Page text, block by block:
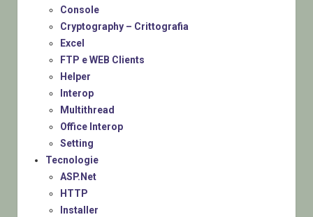
Console
Cryptography – Crittografia
Excel
FTP e WEB Clients
Helper
Interop
Multithread
Office Interop
Setting
Tecnologie
ASP.Net
HTTP
Installer